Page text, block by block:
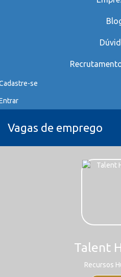
se
Vagas de emprego
Talent
Recursos